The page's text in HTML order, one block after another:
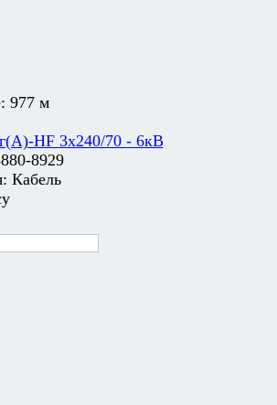
977 м
HF 3х240/70 - 6кВ
8929
Кабель